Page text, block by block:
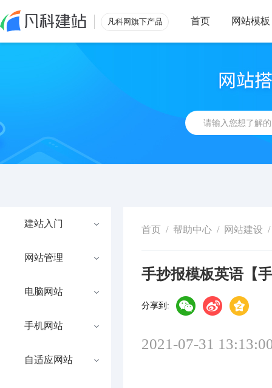
凡科网旗下产品 首页 网站模板
建站入门
网站管理
电脑网站
手机网站
自适应网站
首页 / 帮助中心 / 网站建设 /
手抄报模板英语【
分享到:
2021-07-31